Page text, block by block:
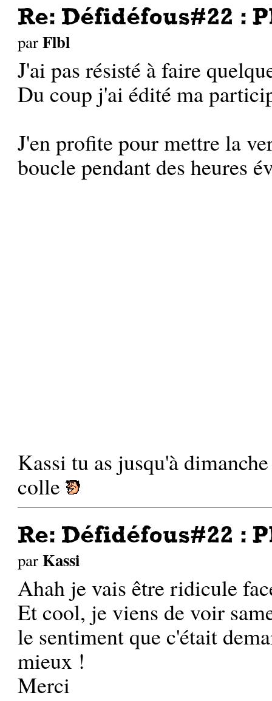
Re: Défidéfous#22 :
parFlbl
J'ai pas résisté à faire
Du coup j'ai édité ma
J'en profite pour mettre la
boucle pendant des heures
Kassi tu as jusqu'à
colle
Re: Défidéfous#22 :
parKassi
Ahah je vais être ridicule
Et cool, je viens de voir
le sentiment que c'était
mieux !
Merci